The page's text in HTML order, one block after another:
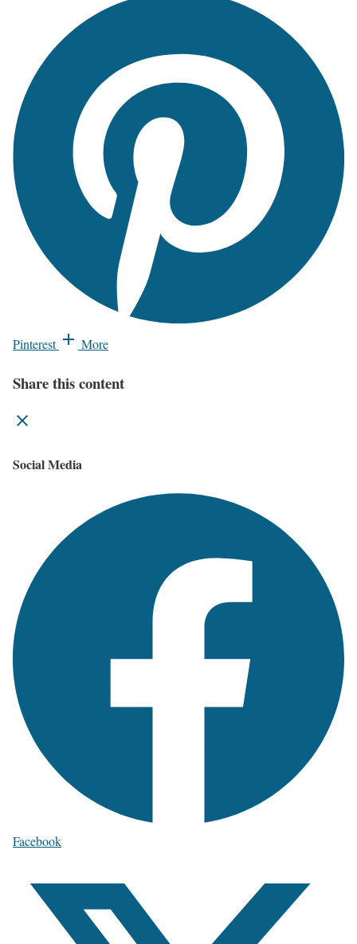
Pinterest More
Share this content
Social Media
Facebook